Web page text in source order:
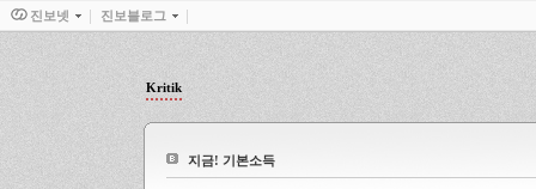
Kritik
지금! 기본소득
진보넷 진보블로그